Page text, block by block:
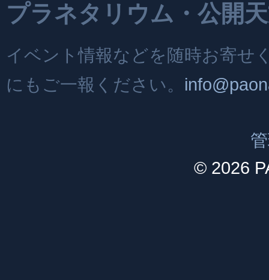
プラネタリウム・公開
イベント情報などを随時お寄せ
にもご一報ください。
© 2026